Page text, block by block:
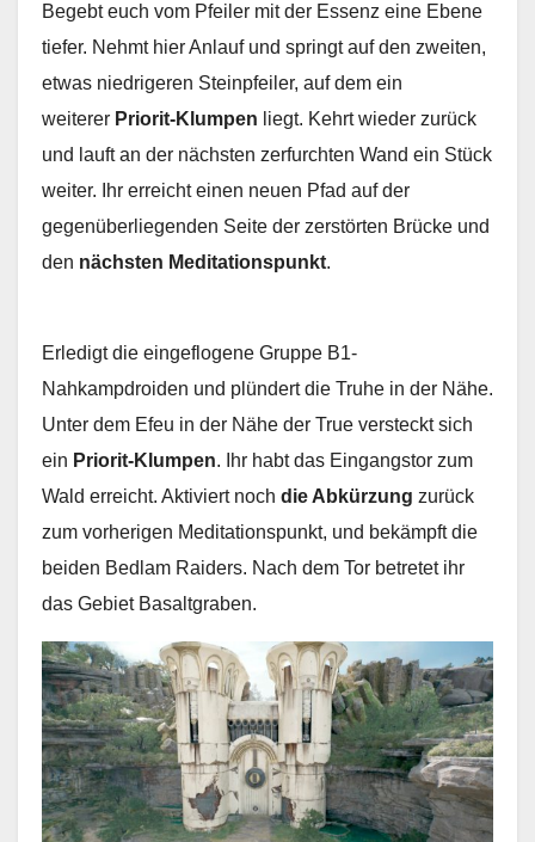
Begebt euch vom Pfeiler mit der Essenz eine Ebene
tiefer. Nehmt hier Anlauf und springt auf den zweiten,
etwas niedrigeren Steinpfeiler, auf dem ein
weiterer Priorit-Klumpen liegt. Kehrt wieder zurück
und lauft an der nächsten zerfurchten Wand ein Stück
weiter. Ihr erreicht einen neuen Pfad auf der
gegenüberliegenden Seite der zerstörten Brücke und
den nächsten Meditationspunkt.
Erledigt die eingeflogene Gruppe B1-
Nahkampdroiden und plündert die Truhe in der Nähe.
Unter dem Efeu in der Nähe der True versteckt sich
ein Priorit-Klumpen. Ihr habt das Eingangstor zum
Wald erreicht. Aktiviert noch die Abkürzung zurück
zum vorherigen Meditationspunkt, und bekämpft die
beiden Bedlam Raiders. Nach dem Tor betretet ihr
das Gebiet Basaltgraben.